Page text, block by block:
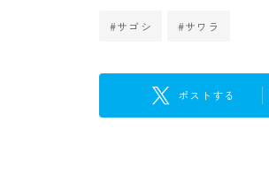
#サゴシ #サワラ
ポストする